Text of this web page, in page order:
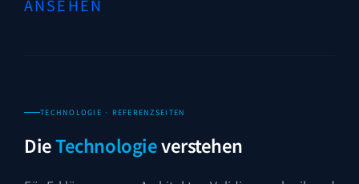
ANSEHEN
TECHNOLOGIE · REFERENZSEITEN
DieTechnologieverstehen